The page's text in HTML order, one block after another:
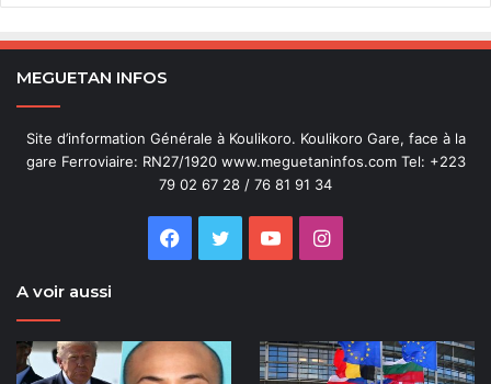
MEGUETAN INFOS
Site d’information Générale à Koulikoro. Koulikoro Gare, face à la
gare Ferroviaire: RN27/1920 www.meguetaninfos.com Tel: +223
79 02 67 28 / 76 81 91 34
Facebook
Twitter YouTubeInstagram
A voir aussi